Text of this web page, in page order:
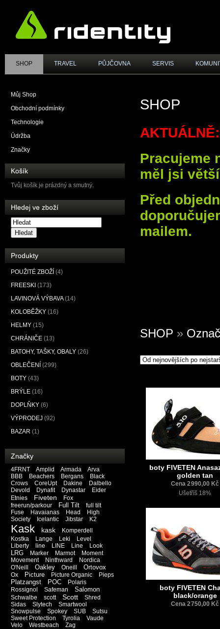
SHOP TRAVEL PŮJČOVNA SERVIS
Můj Shop
Obchodní podmínky
Technologie
Údržba
Značky
Košík
Tvůj košík je prázdný a smutný.
Hledej ve zboží
Hledat
Produkty
POUŽITÉ ZBOŽÍ (4)
FREESKI (173)
LAVINOVÁ VÝBAVA (14)
KOLOBĚŽKY (16)
HELMY (15)
CHRÁNIČE (13)
BATOHY, TAŠKY, OBALY (26)
OBLEČENÍ (299)
BOTY (43)
BRÝLE (16)
DOPLŇKY (6)
VÝPRODEJ (92)
BAZAR (1)
Značky
4FRNT Amplid Armada
Arva
BBB
Beachers Bergans
Black
Crows
CoreUpt Dakine
Dalbello
Devold
Dynafit Dynastar
Eider
Etnies
Fiveten
Fox
freerun/parkour
Full Tilt
full tilt
Fuse
Havaianas Head
High
Society
Icelantic Jibstar K2
Kask kask
Komperdell
Kostka
Lange Leki
Level
Liberty
line LINE Line Look
LRG Marker Marmot
Moment
Movement
Ninthward
Nordica
O'Neill
Oakley Oneill Ortovox
Ox Picture Picture Organic Pieps
Platzangst POC
Polaris
Rossignol
Safeman Salomon
Schwalbe scott Scott
Shred
Sidas
Slytech
Smartwool
Snowpulse
Spokey SUB
Sutsu
Sweet Protection
Tyrolia
Vaude
Velo
Westbeach Zag
SHOP
AKTUÁLNĚ:
Pracujeme
měl jsi
Před
mailem.
SHOP »
boty FIVETEN
golden tan
Cena 2 990,00 Kč
Ušetříš 18%
boty FIVETEN
black/orange
Cena 2 750,00 Kč